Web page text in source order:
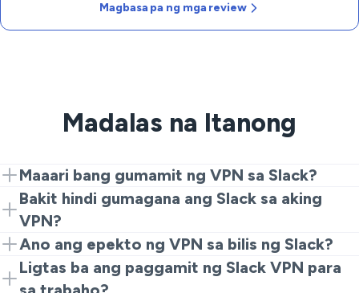
Magbasa pa ng mga review
Madalas na Itanong
Maaari bang gumamit ng VPN sa Slack?
Oo. Ang VPN tulad ng VeePN ay tumutulong sa iyong
kumonekta nang ligtas at maabot ang iyong workspace
kapag ang Slack ay limitado o naka-block ng iyong lokal
na network.
Bakit hindi gumagana ang Slack sa aking
VPN?
Pinapayagan ang paggamit ng VPN halos kahit saan.
Bilang pinakamahusay na kasanayan, laging tiyakin na
sinusunod mo ang mga lokal na batas at mga protocol
Ano ang epekto ng VPN sa bilis ng Slack?
Ang isang kalidad na VPN tulad ng VeePN ay hindi
magpapabagal sa iyong workspace. Maaari pa nitong
Ligtas ba ang paggamit ng Slack VPN para